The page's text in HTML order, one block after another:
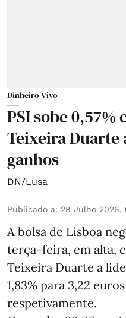
Dinheiro Vivo
PSI sobe 0,57%
Teixeira Duarte
ganhos
DN/Lusa
Publicado a: 28 Julho 2026,
A bolsa de Lisboa
terça-feira, em alta,
Teixeira Duarte a
1,83% para 3,22
respetivamente.